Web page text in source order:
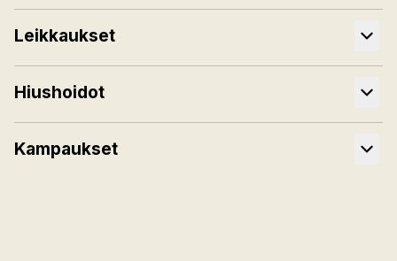
Leikkaukset
Hiushoidot
Kampaukset